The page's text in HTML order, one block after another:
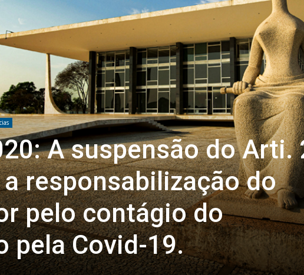
A suspensão do Arti.
a responsabilização do
pelo contágio do
pela Covid-19.